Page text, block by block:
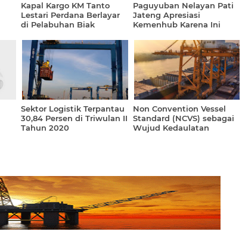
Kapal Kargo KM Tanto
Lestari Perdana Berlayar
di Pelabuhan Biak
Paguyuban Nelayan Pati
Jateng Apresiasi
Kemenhub Karena Ini
Sektor Logistik Terpantau
30,84 Persen di Triwulan II
Tahun 2020
Non Convention Vessel
Standard (NCVS) sebagai
Wujud Kedaulatan